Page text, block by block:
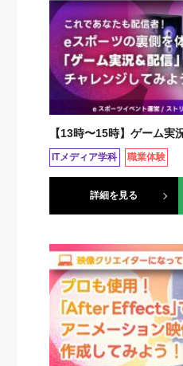
【13時〜15時】ゲーム実
ITメディア学科 職業体験
詳細を見る